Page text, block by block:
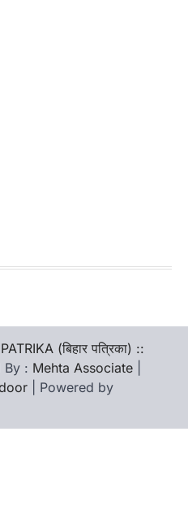
(बिहार पत्रिका) ::
By : Mehta Associate
| Powered by